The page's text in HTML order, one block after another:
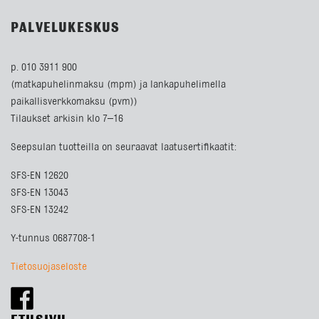
PALVELUKESKUS
p. 010 3911 900
(matkapuhelinmaksu (mpm) ja lankapuhelimella
paikallisverkkomaksu (pvm))
Tilaukset arkisin klo 7–16
Seepsulan tuotteilla on seuraavat laatusertifikaatit:
SFS-EN 12620
SFS-EN 13043
SFS-EN 13242
Y-tunnus 0687708-1
Tietosuojaseloste